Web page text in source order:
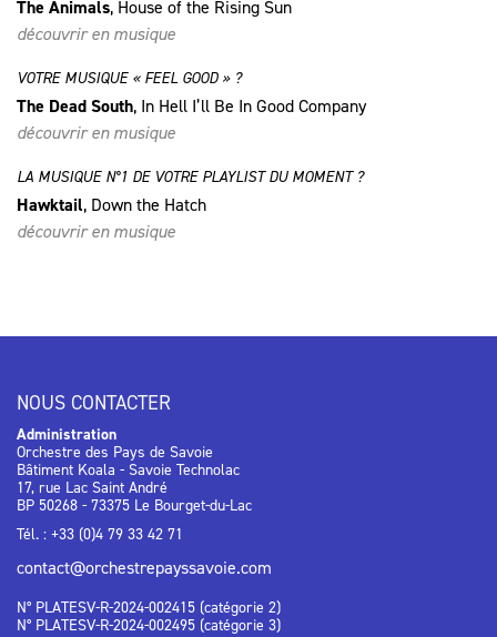
The Animals, House of the Rising Sun
découvrir en musique
VOTRE MUSIQUE « FEEL GOOD » ?
The Dead South, In Hell I’ll Be In Good Company
découvrir en musique
LA MUSIQUE N°1 DE VOTRE PLAYLIST DU MOMENT ?
Hawktail, Down the Hatch
découvrir en musique
NOUS CONTACTER
Administration
Orchestre des Pays de Savoie
Bâtiment Koala - Savoie Technolac
17, rue Lac Saint André
BP 50268 - 73375 Le Bourget-du-Lac
Tél. : +33 (0)4 79 33 42 71
contact@orchestrepayssavoie.com
N° PLATESV-R-2024-002415 (catégorie 2)
N° PLATESV-R-2024-002495 (catégorie 3)